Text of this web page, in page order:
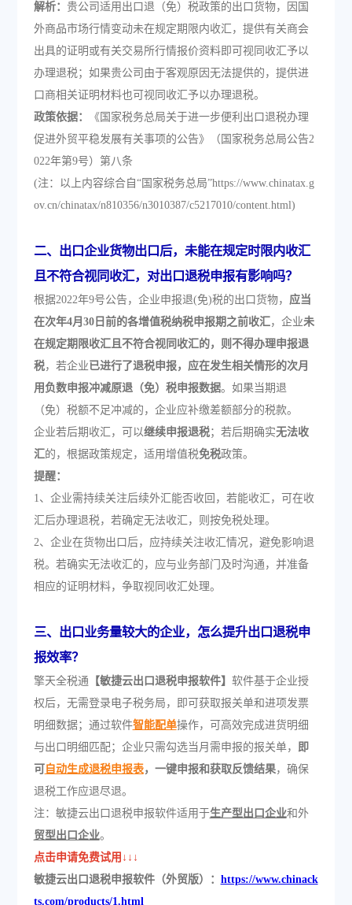
解析： 贵公司适用出口退（免）税政策的出口货物，因国
外商品市场行情变动未在规定期限内收汇，提供有关商会
出具的证明或有关交易所行情报价资料即可视同收汇予以
办理退税；如果贵公司由于客观原因无法提供的，提供进
口商相关证明材料也可视同收汇予以办理退税。
政策依据：
《国家税务总局关于进一步便利出口退税办理
促进外贸平稳发展有关事项的公告》（国家税务总局公告2
022年第9号）第八条
(注：以上内容综合自“国家税务总局”https://www.chinatax.g
ov.cn/chinatax/n810356/n3010387/c5217010/content.html)
二、出口企业货物出口后，未能在规定时限内收汇
且不符合视同收汇，对出口退税申报有影响吗？
根据2022年9号公告，企业申报退(免)税的出口货物， 应当
在次年4月30日前的各增值税纳税申报期之前收汇，企业未
在规定期限收汇且不符合视同收汇的，则不得办理申报退
税，若企业 已进行了退税申报，应在发生相关情形的次月
用负数申报冲减原退（免）税申报数据。如果当期退
（免）税额不足冲减的，企业应补缴差额部分的税款。
企业若后期收汇，可以继续申报退税；若后期确实无法收
汇的，根据政策规定，适用增值税免税政策。
提醒：
1、企业需持续关注后续外汇能否收回，若能收汇，可在收
汇后办理退税，若确定无法收汇，则按免税处理。
2、企业在货物出口后，应持续关注收汇情况，避免影响退
税。若确实无法收汇的，应与业务部门及时沟通，并准备
相应的证明材料，争取视同收汇处理。
三、 出口业务量较大的企业，怎么提升出口退税申
报效率？
擎天全税通 【敏捷云出口退税申报软件】 软件基于企业授
权后，无需登录电子税务局，即可获取报关单和进项发票
明细数据；通过软件智能配单操作，可高效完成进货明细
与出口明细匹配；企业只需勾选当月需申报的报关单， 即
可 自动生成退税申报表，一键申报和获取反馈结果，确保
退税工作应退尽退。
注：敏捷云出口退税申报软件适用于生产型出口企业和外
贸型出口企业。
点击申请免费试用↓↓↓
敏捷云出口退税申报软件（外贸版）： https://www.chinack
ts.com/products/1.html